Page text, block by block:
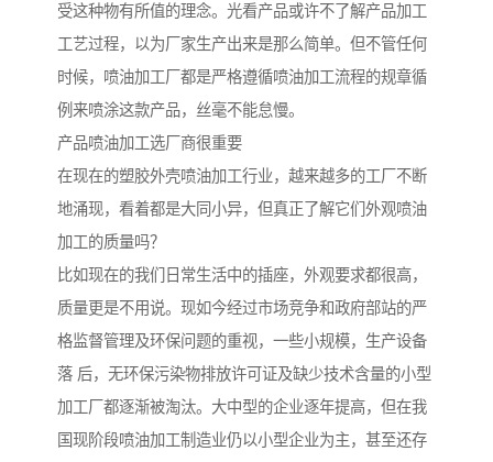
受这种物有所值的理念。光看产品或许不了解产品加工
工艺过程，以为厂家生产出来是那么简单。但不管任何
时候，喷油加工厂都是严格遵循喷油加工流程的规章循
例来喷涂这款产品，丝毫不能怠慢。
产品喷油加工选厂商很重要
在现在的塑胶外壳喷油加工行业，越来越多的工厂不断
地涌现，看着都是大同小异，但真正了解它们外观喷油
加工的质量吗？
比如现在的我们日常生活中的插座，外观要求都很高，
质量更是不用说。现如今经过市场竞争和政府部站的严
格监督管理及环保问题的重视，一些小规模，生产设备
落 后，无环保污染物排放许可证及缺少技术含量的小型
加工厂都逐渐被淘汰。大中型的企业逐年提高，但在我
国现阶段喷油加工制造业仍以小型企业为主，甚至还存